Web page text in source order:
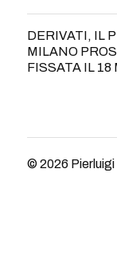
DERIVATI, IL
MILANO
FISSATA IL 18
© 2026